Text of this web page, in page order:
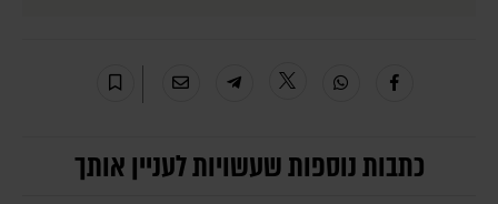
כתבות נוספות שעשויות לעניין אותך